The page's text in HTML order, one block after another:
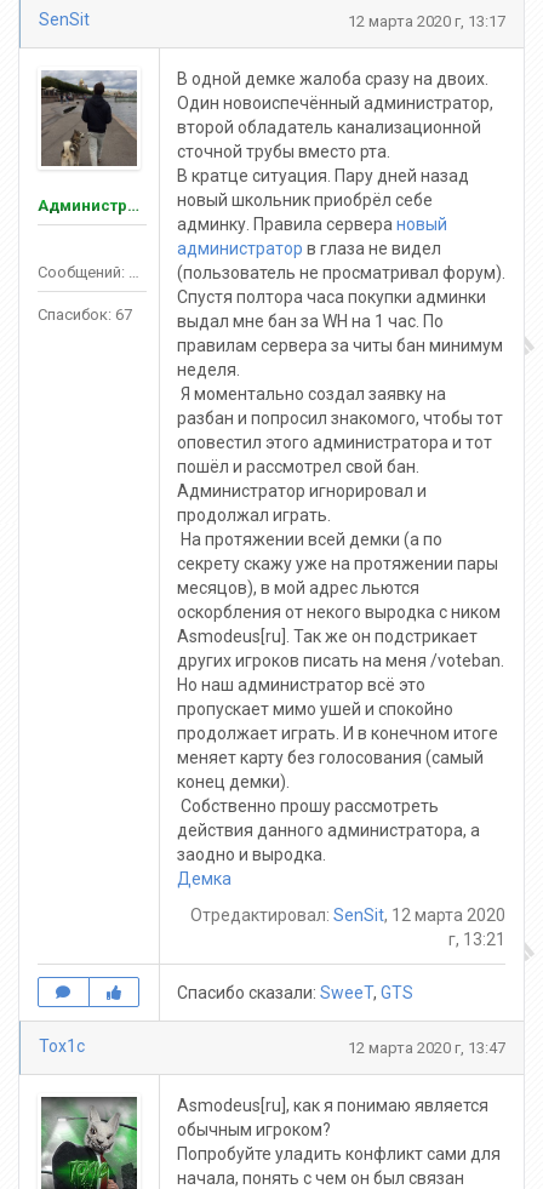
SenSit 12 марта 2020 г, 13:17
Администраторы
Сообщений: 150
Спасибок: 67
В одной демке жалоба сразу на двоих.
Один новоиспечённый администратор,
второй обладатель канализационной
сточной трубы вместо рта.
В кратце ситуация. Пару дней назад
новый школьник приобрёл себе
админку. Правила сервера новый
администратор в глаза не видел
(пользователь не просматривал форум).
Спустя полтора часа покупки админки
выдал мне бан за WH на 1 час. По
правилам сервера за читы бан минимум
неделя.
Я моментально создал заявку на
разбан и попросил знакомого, чтобы тот
оповестил этого администратора и тот
пошёл и рассмотрел свой бан.
Администратор игнорировал и
продолжал играть.
На протяжении всей демки (а по
секрету скажу уже на протяжении пары
месяцов), в мой адрес льются
оскорбления от некого выродка с ником
Asmodeus[ru]. Так же он подстрикает
других игроков писать на меня /voteban.
Но наш администратор всё это
пропускает мимо ушей и спокойно
продолжает играть. И в конечном итоге
меняет карту без голосования (самый
конец демки).
Собственно прошу рассмотреть
действия данного администратора, а
заодно и выродка.
Демка
Отредактировал: SenSit, 12 марта 2020
г, 13:21
Спасибо сказали: SweeT, GTS
Tox1c 12 марта 2020 г, 13:47
Asmodeus[ru], как я понимаю является
обычным игроком?
Попробуйте уладить конфликт сами для
начала, понять с чем он был связан